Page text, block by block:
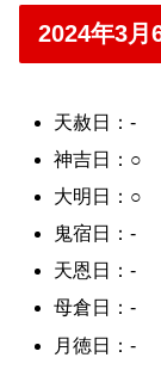
2024年3月
天赦日：-
神吉日：○
大明日：○
鬼宿日：-
天恩日：-
母倉日：-
月徳日：-